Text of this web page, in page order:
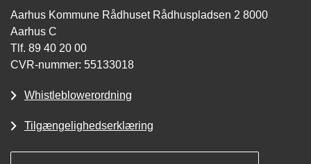
Aarhus Kommune Rådhuset Rådhuspladsen 2 8000
Aarhus C
Tlf. 89 40 20 00
CVR-nummer: 55133018
Whistleblowerordning
Tilgængelighedserklæring